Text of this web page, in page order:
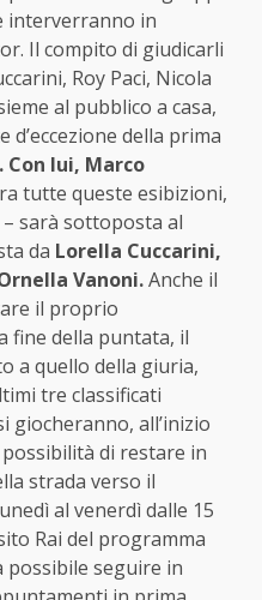
interverranno in
Il compito di giudicarli
Roy Paci, Nicola
al pubblico a casa,
della prima
Con lui, Marco
tutte queste esibizioni,
sarà sottoposta al
da Lorella Cuccarini,
Vanoni.Anche il
il proprio
fine della puntata, il
a quello della giuria,
tre classificati
giocheranno, all’inizio
di restare in
strada verso il
al venerdì dalle 15
Rai del programma
possibile seguire in